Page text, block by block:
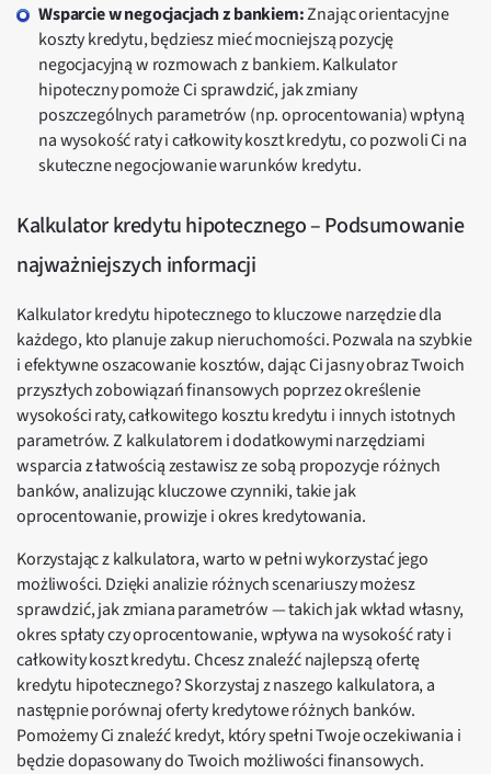
Wsparcie w negocjacjach z bankiem:Znając orientacyjne
koszty kredytu, będziesz mieć mocniejszą pozycję
negocjacyjną w rozmowach z bankiem. Kalkulator
hipoteczny pomoże Ci sprawdzić, jak zmiany
poszczególnych parametrów (np. oprocentowania) wpłyną
na wysokość raty i całkowity koszt kredytu, co pozwoli Ci na
skuteczne negocjowanie warunków kredytu.
Kalkulator kredytu hipotecznego – Podsumowanie
najważniejszych informacji
Kalkulator kredytu hipotecznego to kluczowe narzędzie dla
każdego, kto planuje zakup nieruchomości. Pozwala na szybkie
i efektywne oszacowanie kosztów, dając Ci jasny obraz Twoich
przyszłych zobowiązań finansowych poprzez określenie
wysokości raty, całkowitego kosztu kredytu i innych istotnych
parametrów. Z kalkulatorem i dodatkowymi narzędziami
wsparcia z łatwością zestawisz ze sobą propozycje różnych
banków, analizując kluczowe czynniki, takie jak
oprocentowanie, prowizje i okres kredytowania.
Korzystając z kalkulatora, warto w pełni wykorzystać jego
możliwości. Dzięki analizie różnych scenariuszy możesz
sprawdzić, jak zmiana parametrów — takich jak wkład własny,
okres spłaty czy oprocentowanie, wpływa na wysokość raty i
całkowity koszt kredytu. Chcesz znaleźć najlepszą ofertę
kredytu hipotecznego? Skorzystaj z naszego kalkulatora, a
następnie porównaj oferty kredytowe różnych banków.
Pomożemy Ci znaleźć kredyt, który spełni Twoje oczekiwania i
będzie dopasowany do Twoich możliwości finansowych.